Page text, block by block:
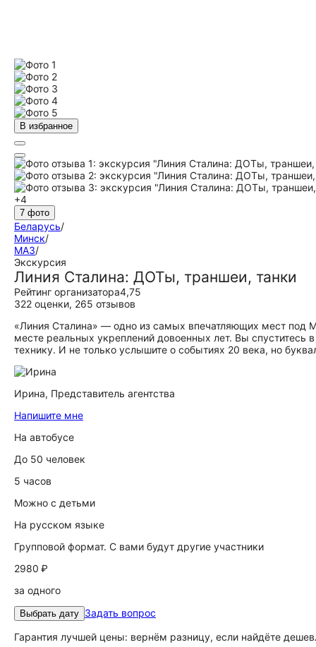
В избранное
+4
7 фото
Беларусь/
Минск/
МАЗ/
Экскурсия
Линия Сталина: ДОТы, траншеи, танки
Рейтинг организатора4,75
322 оценки, 265 отзывов
«Линия Сталина» — одно из самых впечатляющих мест под
месте реальных укреплений довоенных лет. Вы
технику. И не только услышите о событиях 20 века, но
Ирина, Представитель агентства
Напишите мне
На автобусе
До 50 человек
5 часов
Можно с детьми
На русском языке
Групповой формат. С вами будут другие участники
2980 ₽
за одного
Выбрать дату Задать вопрос
Гарантия лучшей цены: вернём разницу, если найдёте